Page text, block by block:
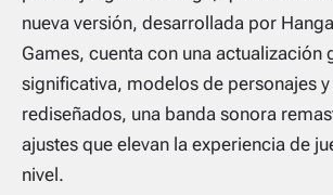
nueva versión, desarrollada por
Games, cuenta con una actualización
significativa, modelos de personajes
rediseñados, una banda sonora
ajustes que elevan la experiencia de
nivel.